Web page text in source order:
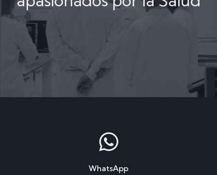
WhatsApp